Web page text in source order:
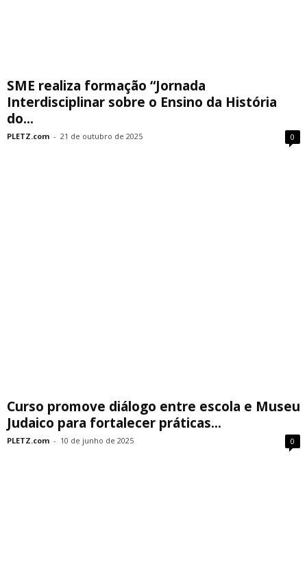
SME realiza formação “Jornada
Interdisciplinar sobre o Ensino da História
do...
PLETZ.com - 21 de outubro de 2025 0
Curso promove diálogo entre escola e Museu
Judaico para fortalecer práticas...
PLETZ.com - 10 de junho de 2025 0